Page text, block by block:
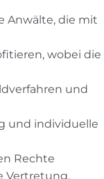
Anwälte, die mit
wobei die
und
und individuelle
Rechte
Vertretung.